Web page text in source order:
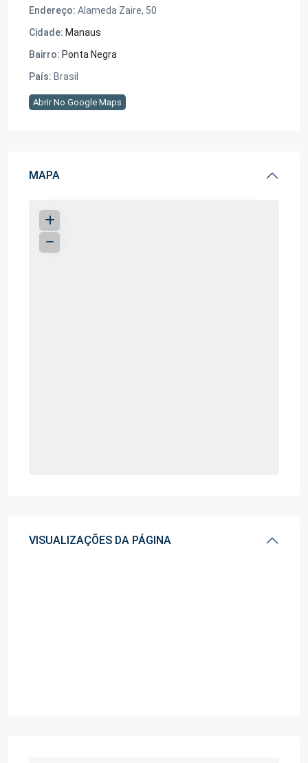
Endereço: Alameda Zaire, 50
Cidade: Manaus
Bairro: Ponta Negra
País: Brasil
Abrir No Google Maps
MAPA
VISUALIZAÇÕES DA PÁGINA